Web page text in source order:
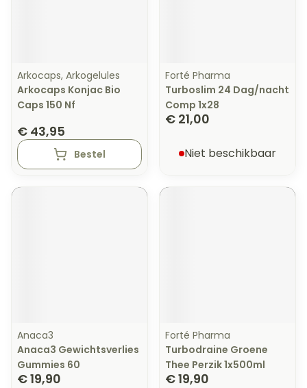
Arkocaps, Arkogelules
Arkocaps Konjac Bio
Caps 150 Nf
€ 43,95
Bestel
Forté Pharma
Turboslim 24 Dag/nacht
Comp 1x28
€ 21,00
Niet beschikbaar
Anaca3
Anaca3 Gewichtsverlies
Gummies 60
€ 19,90
Forté Pharma
Turbodraine Groene
Thee Perzik 1x500ml
€ 19,90